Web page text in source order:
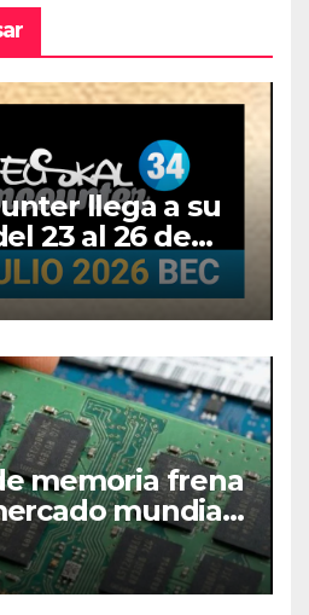
llega a su
23 al 26 de
memoria frena
mundial